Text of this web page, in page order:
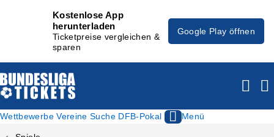
Kostenlose App
herunterladen
Ticketpreise vergleichen &
sparen
Google Play öffnen
Wettbewerbe Vereine Suche DFB-Pokal Menü